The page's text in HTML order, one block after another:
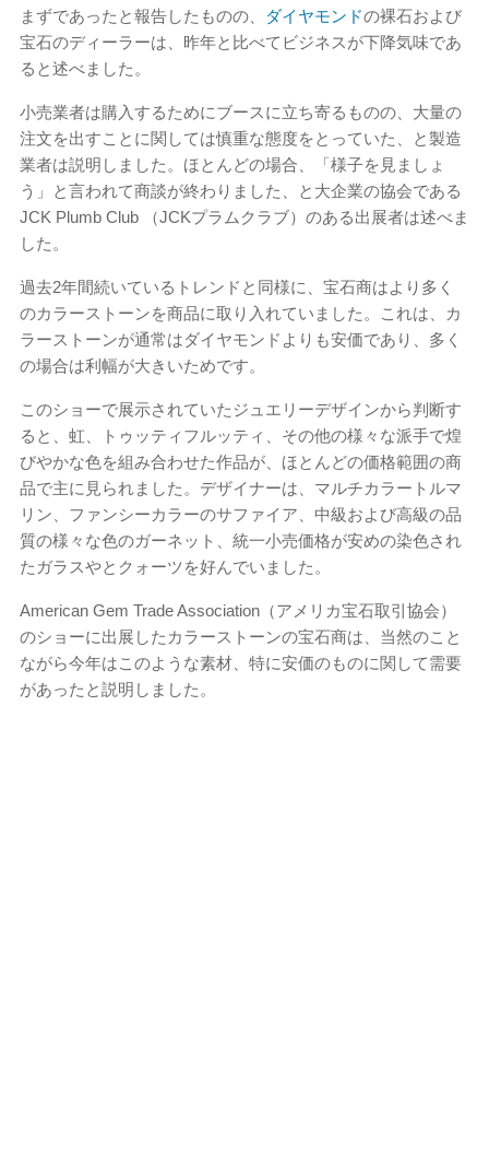
まずであったと報告したものの、
ダイヤモンドの裸石および
宝石のディーラーは、昨年と比べてビジネスが下降気味であ
ると述べました。
小売業者は購入するためにブースに立ち寄るものの、大量の
注文を出すことに関しては慎重な態度をとっていた、と製造
業者は説明しました。ほとんどの場合、「様子を見ましょ
う」と言われて商談が終わりました、と大企業の協会である
JCK Plumb Club （JCKプラムクラブ）のある出展者は述べま
した。
過去2年間続いているトレンドと同様に、宝石商はより多く
のカラーストーンを商品に取り入れていました。これは、カ
ラーストーンが通常はダイヤモンドよりも安価であり、多く
の場合は利幅が大きいためです。
このショーで展示されていたジュエリーデザインから判断す
ると、虹、トゥッティフルッティ、その他の様々な派手で煌
びやかな色を組み合わせた作品が、ほとんどの価格範囲の商
品で主に見られました。デザイナーは、マルチカラートルマ
リン、ファンシーカラーのサファイア、中級および高級の品
質の様々な色のガーネット、統一小売価格が安めの染色され
たガラスやとクォーツを好んでいました。
American Gem Trade Association（アメリカ宝石取引協会）
のショーに出展したカラーストーンの宝石商は、当然のこと
ながら今年はこのような素材、特に安価のものに関して需要
があったと説明しました。